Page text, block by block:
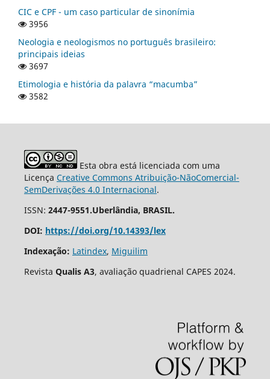
CIC e CPF - um caso particular de sinonímia
3956
Neologia e neologismos no português brasileiro:
principais ideias
3697
Etimologia e história da palavra “macumba”
3582
Esta obra está licenciada com uma
Licença Creative Commons Atribuição-NãoComercial-
SemDerivações 4.0 Internacional.
ISSN: 2447-9551.Uberlândia, BRASIL.
DOI: https://doi.org/10.14393/lex
Indexação: Latindex, Miguilim
Revista Qualis A3, avaliação quadrienal CAPES 2024.